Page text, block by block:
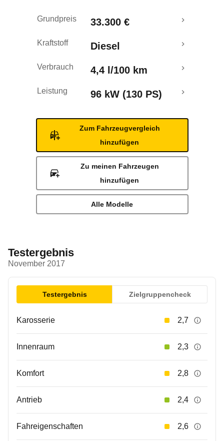
Grundpreis 33.300 €
Kraftstoff Diesel
Verbrauch 4,4 l/100 km
Leistung 96 kW (130 PS)
Zum Fahrzeugvergleich
hinzufügen
Zu meinen Fahrzeugen
hinzufügen
Alle Modelle
Testergebnis
November 2017
Testergebnis Zielgruppencheck
Karosserie 2,7
Innenraum 2,3
Komfort 2,8
Antrieb 2,4
Fahreigenschaften 2,6